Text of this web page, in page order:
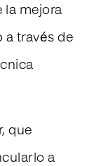
la mejora
a través de
que
a